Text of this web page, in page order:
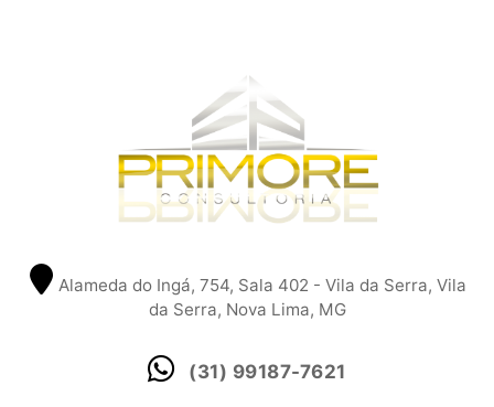
Alameda do Ingá, 754, Sala 402 - Vila da Serra, Vila
da Serra, Nova Lima, MG
(31) 99187-7621